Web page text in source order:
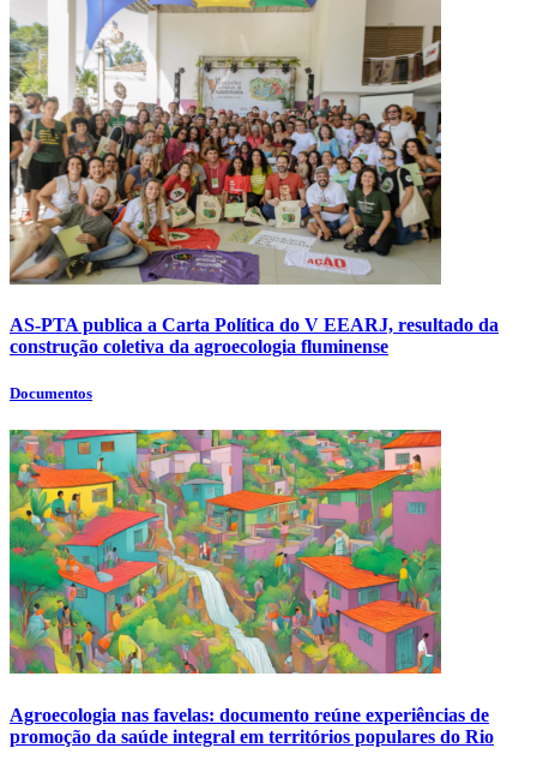
AS-PTA publica a Carta Política do V EEARJ, resultado da
construção coletiva da agroecologia fluminense
Documentos
Agroecologia nas favelas: documento reúne experiências de
promoção da saúde integral em territórios populares do Rio